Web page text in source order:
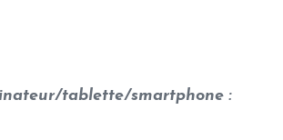
tablette/smartphone :